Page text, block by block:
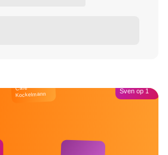
Café
Kockelmann Sven op 1